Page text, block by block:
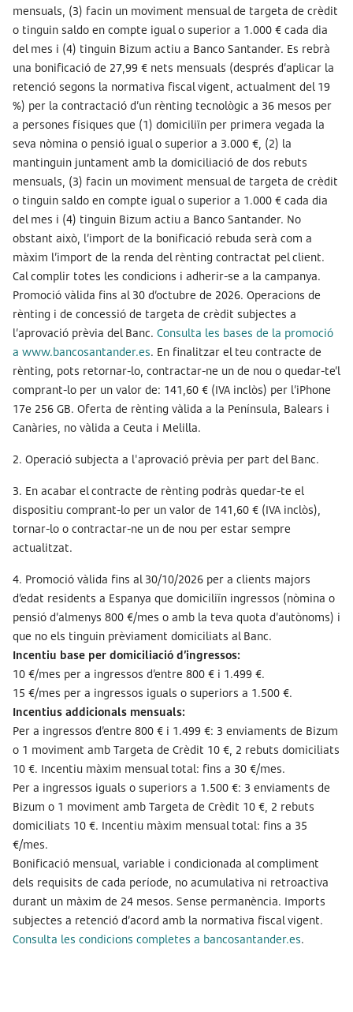
mensuals, (3) facin un moviment mensual de targeta de crèdit
o tinguin saldo en compte igual o superior a 1.000 € cada dia
del mes i (4) tinguin Bizum actiu a Banco Santander. Es rebrà
una bonificació de 27,99 € nets mensuals (després d’aplicar la
retenció segons la normativa fiscal vigent, actualment del 19
%) per la contractació d’un rènting tecnològic a 36 mesos per
a persones físiques que (1) domiciliïn per primera vegada la
seva nòmina o pensió igual o superior a 3.000 €, (2) la
mantinguin juntament amb la domiciliació de dos rebuts
mensuals, (3) facin un moviment mensual de targeta de crèdit
o tinguin saldo en compte igual o superior a 1.000 € cada dia
del mes i (4) tinguin Bizum actiu a Banco Santander. No
obstant això, l’import de la bonificació rebuda serà com a
màxim l’import de la renda del rènting contractat pel client.
Cal complir totes les condicions i adherir-se a la campanya.
Promoció vàlida fins al 30 d’octubre de 2026. Operacions de
rènting i de concessió de targeta de crèdit subjectes a
l’aprovació prèvia del Banc. Consulta les bases de la promoció
a www.bancosantander.es. En finalitzar el teu contracte de
rènting, pots retornar-lo, contractar-ne un de nou o quedar-te’l
comprant-lo per un valor de: 141,60 € (IVA inclòs) per l’iPhone
17e 256 GB. Oferta de rènting vàlida a la Península, Balears i
Canàries, no vàlida a Ceuta i Melilla.
2. Operació subjecta a l'aprovació prèvia per part del Banc.
3. En acabar el contracte de rènting podràs quedar-te el
dispositiu comprant-lo per un valor de 141,60 € (IVA inclòs),
tornar-lo o contractar-ne un de nou per estar sempre
actualitzat.
4. Promoció vàlida fins al 30/10/2026 per a clients majors
d’edat residents a Espanya que domiciliïn ingressos (nòmina o
pensió d’almenys 800 €/mes o amb la teva quota d’autònoms) i
que no els tinguin prèviament domiciliats al Banc.
Incentiu base per domiciliació d’ingressos:
10 €/mes per a ingressos d’entre 800 € i 1.499 €.
15 €/mes per a ingressos iguals o superiors a 1.500 €.
Incentius addicionals mensuals:
Per a ingressos d’entre 800 € i 1.499 €: 3 enviaments de Bizum
o 1 moviment amb Targeta de Crèdit 10 €, 2 rebuts domiciliats
10 €. Incentiu màxim mensual total: fins a 30 €/mes.
Per a ingressos iguals o superiors a 1.500 €: 3 enviaments de
Bizum o 1 moviment amb Targeta de Crèdit 10 €, 2 rebuts
domiciliats 10 €. Incentiu màxim mensual total: fins a 35
€/mes.
Bonificació mensual, variable i condicionada al compliment
dels requisits de cada període, no acumulativa ni retroactiva
durant un màxim de 24 mesos. Sense permanència. Imports
subjectes a retenció d’acord amb la normativa fiscal vigent.
Consulta les condicions completes a bancosantander.es.